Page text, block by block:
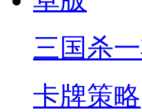
三国杀
卡牌策略